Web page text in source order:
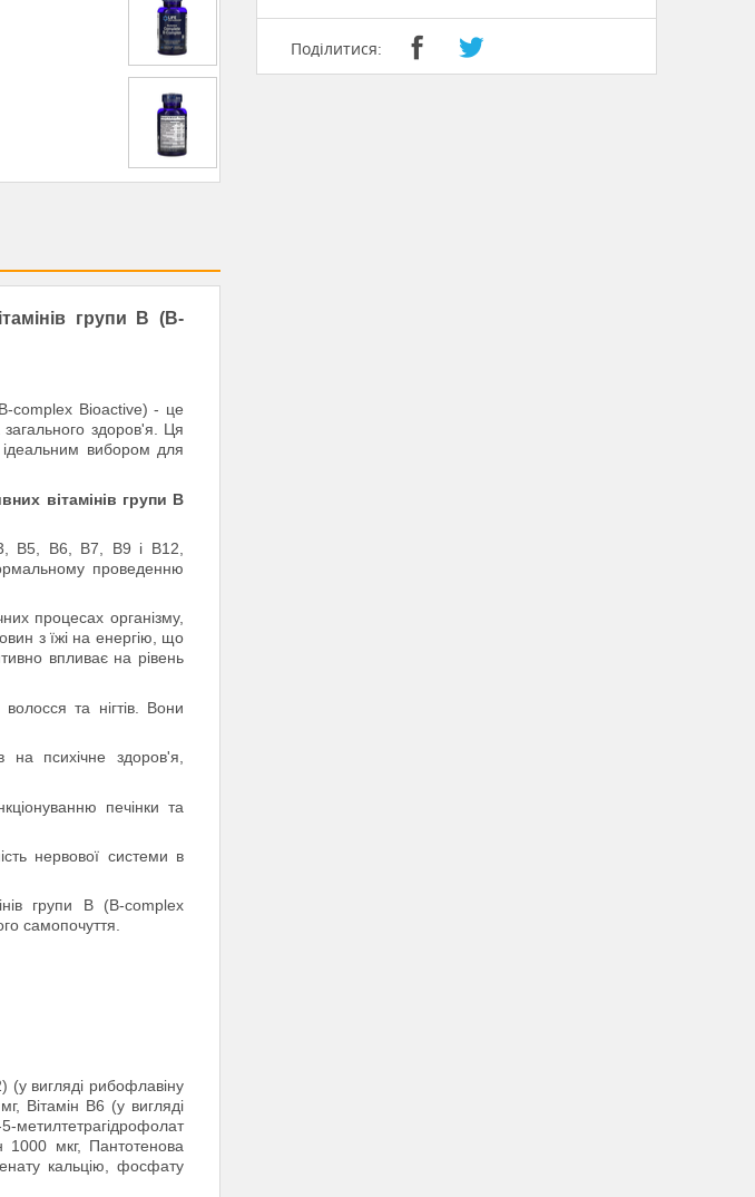
Поділитися:
групи В (B-
complex Bioactive) - це
загального здоров'я. Ця
ідеальним вибором для
вітамінів групи В
B5, B6, B7, B9 і B12,
проведенню
процесах організму,
з їжі на енергію, що
впливає на рівень
та нігтів. Вони
психічне здоров'я,
печінки та
нервової системи в
групи В (B-complex
самопочуття.
(у вигляді рибофлавіну
Вітамін B6 (у вигляді
метилтетрагідрофолат
1000 мкг, Пантотенова
кальцію, фосфату